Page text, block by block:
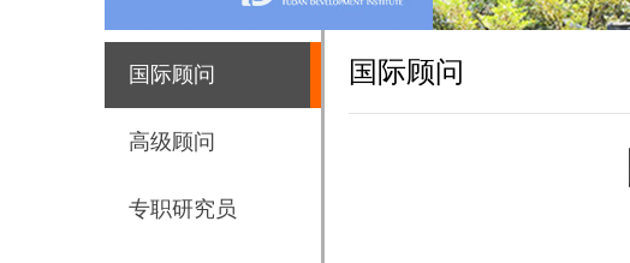
国际顾问
高级顾问
专职研究员
国际顾问